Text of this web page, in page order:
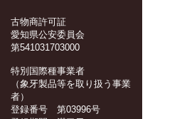
古物商許可証
愛知県公安委員会
第541031703000
特別国際種事業者
（象牙製品等を取り扱う事業
者）
登録番号 第03996号